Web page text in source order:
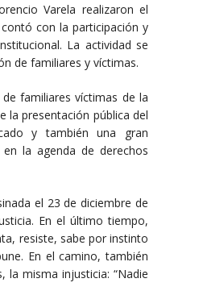
Varela realizaron el
con la participación y
La actividad se
de familiares y víctimas.
familiares víctimas de la
la presentación pública del
y también una gran
la agenda de derechos
el 23 de diciembre de
En el último tiempo,
resiste, sabe por instinto
En el camino, también
misma injusticia: “Nadie